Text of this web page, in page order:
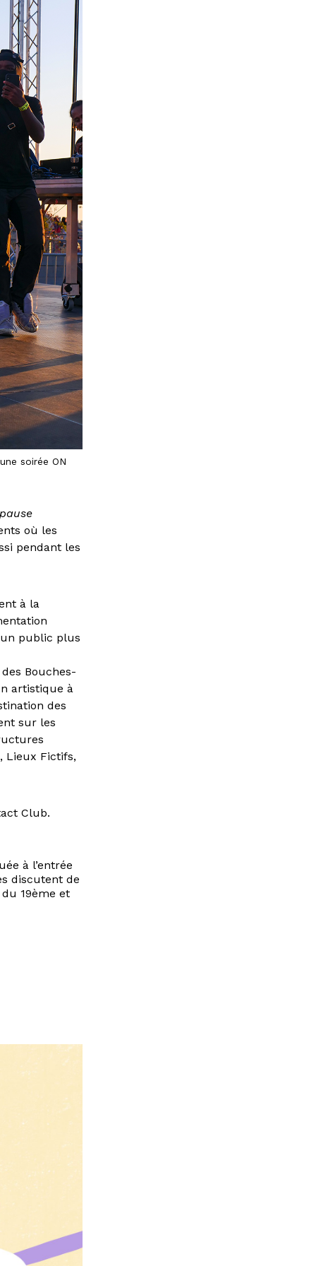
soirée ON
où les
pendant les
à la
public plus
Bouches-
artistique à
des
sur les
Lieux Fictifs,
Club.
à l’entrée
discutent de
19ème et